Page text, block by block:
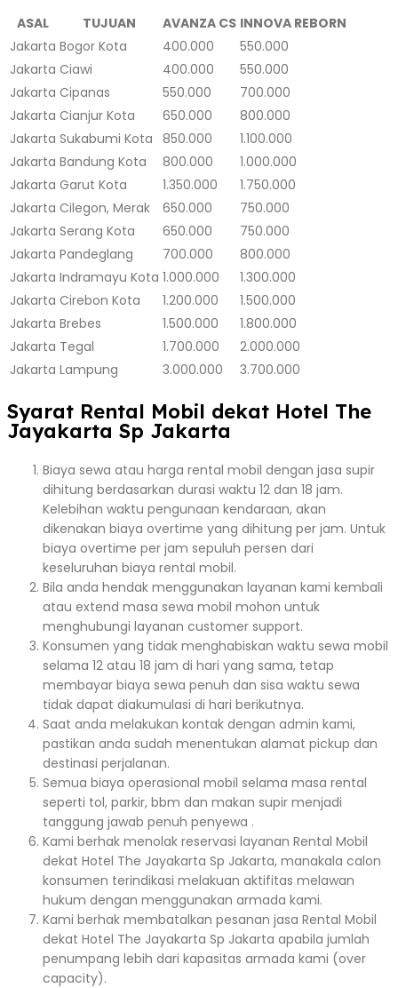
ASAL TUJUAN AVANZA CS INNOVA REBORN
Jakarta Bogor Kota 400.000
550.000
Jakarta Ciawi 400.000
550.000
Jakarta Cipanas 550.000
700.000
Jakarta Cianjur Kota 650.000
800.000
Jakarta Sukabumi Kota 850.000
1.100.000
Jakarta Bandung Kota 800.000
1.000.000
Jakarta Garut Kota 1.350.000
1.750.000
Jakarta Cilegon, Merak 650.000
750.000
Jakarta Serang Kota 650.000
750.000
Jakarta Pandeglang 700.000
800.000
Jakarta Indramayu Kota 1.000.000
1.300.000
Jakarta Cirebon Kota 1.200.000
1.500.000
Jakarta Brebes 1.500.000
1.800.000
Jakarta Tegal 1.700.000
2.000.000
Jakarta Lampung 3.000.000 3.700.000
Syarat Rental Mobil dekat Hotel The
Jayakarta Sp Jakarta
Biaya sewa atau harga rental mobil dengan jasa supir
dihitung berdasarkan durasi waktu 12 dan 18 jam.
Kelebihan waktu pengunaan kendaraan, akan
dikenakan biaya overtime yang dihitung per jam. Untuk
biaya overtime per jam sepuluh persen dari
keseluruhan biaya rental mobil.
Bila anda hendak menggunakan layanan kami kembali
atau extend masa sewa mobil mohon untuk
menghubungi layanan customer support.
Konsumen yang tidak menghabiskan waktu sewa mobil
selama 12 atau 18 jam di hari yang sama, tetap
membayar biaya sewa penuh dan sisa waktu sewa
tidak dapat diakumulasi di hari berikutnya.
Saat anda melakukan kontak dengan admin kami,
pastikan anda sudah menentukan alamat pickup dan
destinasi perjalanan.
Semua biaya operasional mobil selama masa rental
seperti tol, parkir, bbm dan makan supir menjadi
tanggung jawab penuh penyewa .
Kami berhak menolak reservasi layanan Rental Mobil
dekat Hotel The Jayakarta Sp Jakarta, manakala calon
konsumen terindikasi melakuan aktifitas melawan
hukum dengan menggunakan armada kami.
Kami berhak membatalkan pesanan jasa Rental Mobil
dekat Hotel The Jayakarta Sp Jakarta apabila jumlah
penumpang lebih dari kapasitas armada kami (over
capacity).